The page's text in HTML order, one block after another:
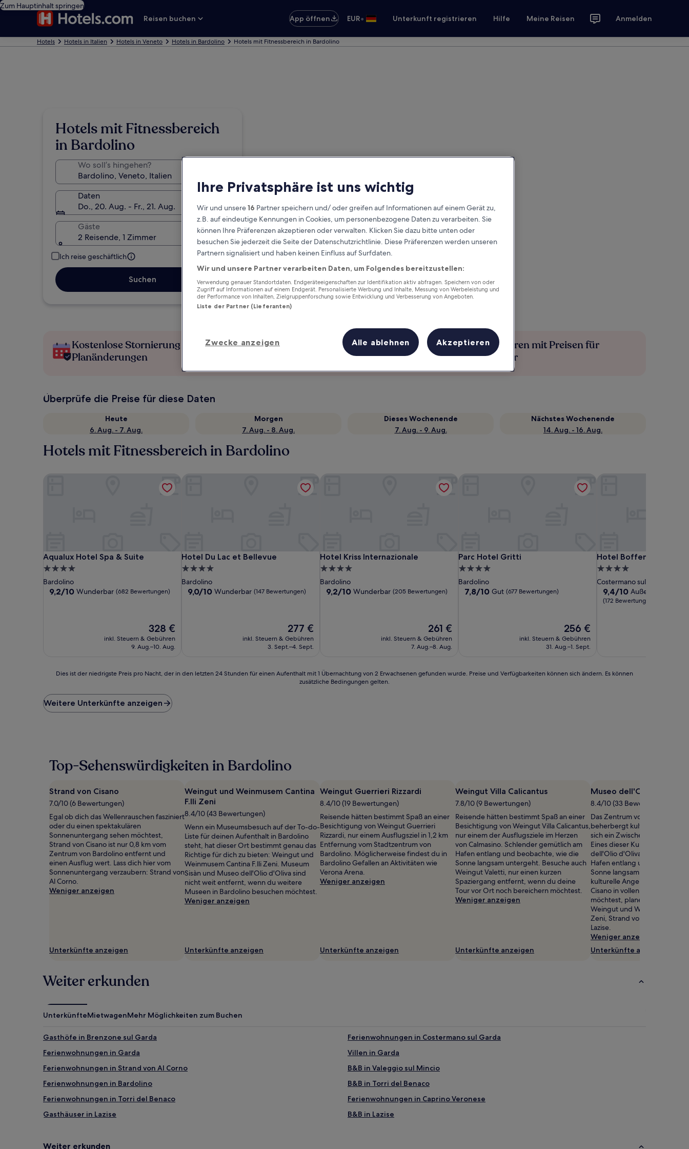
Zum Hauptinhalt springen
Reisen buchen
App öffnen EUR• Unterkunft registrieren Hilfe Meine Reisen Anmelden
Hotels Hotels in Italien Hotels in Veneto Hotels in Bardolino Hotels mit Fitnessbereich in Bardolino
Hotels mit Fitnessbereich
in Bardolino
Wo soll’s hingehen?
Daten
Do., 20. Aug. - Fr., 21. Aug.
Gäste
2 Reisende, 1 Zimmer
Ich reise geschäftlich
Suchen
Kostenlose Stornierung bei
Planänderungen
Verdiene Prämien für jede
wahrgenommene Übernachtung
Mehr sparen mit Preisen für
Mitglieder
Überprüfe die Preise für diese Daten
Heute
6. Aug. - 7. Aug.
Morgen
7. Aug. - 8. Aug.
Dieses Wochenende
7. Aug. - 9. Aug.
Nächstes Wochenende
14. Aug. - 16. Aug.
Hotels mit Fitnessbereich in Bardolino
Aqualux Hotel Spa & Suite
Aqualux Hotel Spa & Suite
4.0-
Sterne-
Unterkunft
Bardolino
9.2
9,2/10 Wunderbar (682 Bewertungen)
Der
Preis
beträgt
328 €
inkl. Steuern & Gebühren
9. Aug.–10. Aug.
Hotel Du Lac et Bellevue
Hotel Du Lac et Bellevue
4.0-
Sterne-
Unterkunft
Bardolino
9.0
9,0/10 Wunderbar (147 Bewertungen)
Der
Preis
beträgt
277 €
inkl. Steuern & Gebühren
3. Sept.–4. Sept.
Hotel Kriss Internazionale
Hotel Kriss Internazionale
4.0-
Sterne-
Unterkunft
Bardolino
9.2
9,2/10 Wunderbar (205 Bewertungen)
Der
Preis
beträgt
261 €
inkl. Steuern & Gebühren
7. Aug.–8. Aug.
Parc Hotel Gritti
Parc Hotel Gritti
4.0-
Sterne-
Unterkunft
Bardolino
7.8
7,8/10 Gut (677 Bewertungen)
Der
Preis
beträgt
256 €
inkl. Steuern & Gebühren
31. Aug.–1. Sept.
Hotel Boffenigo The
4.0-
Sterne-
Unterkunft
Costermano sul Garda
9.4
von
9,4/10 Außergewöhnlich
(172 Bewertungen)
der
niedrigste
Preis
letzten
24 Stunden
einen
Aufenthalt
mit
1 Übernachtung
von
2 Erwachsenen
gefunden
wurde.
Preise
und
Verfügbarkeiten
können
Bedingungen
Dies ist der niedrigste Preis pro Nacht, der in den letzten 24 Stunden für einen Aufenthalt mit 1 Übernachtung von 2 Erwachsenen gefunden wurde. Preise und Verfügbarkeiten können sich ändern. Es können
zusätzliche Bedingungen gelten.
Weitere Unterkünfte anzeigen
Top-Sehenswürdigkeiten in Bardolino
Strand von Cisano
7.0/10 (6 Bewertungen)
Egal ob dich das Wellenrauschen fasziniert
oder du einen spektakulären
Sonnenuntergang sehen möchtest,
Strand von Cisano ist nur 0,8 km vom
Zentrum von Bardolino entfernt und
einen Ausflug wert. Lass dich hier vom
Sonnenuntergang verzaubern: Strand von
Al Corno.
Weniger anzeigen
Unterkünfte anzeigen
Weingut und Weinmusem Cantina
F.lli Zeni
8.4/10 (43 Bewertungen)
Wenn ein Museumsbesuch auf der To-do-
Liste für deinen Aufenthalt in Bardolino
steht, hat dieser Ort bestimmt genau das
Richtige für dich zu bieten: Weingut und
Weinmusem Cantina F.lli Zeni. Museum
Sisàn und Museo dell'Olio d'Oliva sind
nicht weit entfernt, wenn du weitere
Museen in Bardolino besuchen möchtest.
Weniger anzeigen
Unterkünfte anzeigen
Weingut Guerrieri Rizzardi
8.4/10 (19 Bewertungen)
Reisende hätten bestimmt Spaß an einer
Besichtigung von Weingut Guerrieri
Rizzardi, nur einem Ausflugsziel in 1,2 km
Entfernung vom Stadtzentrum von
Bardolino. Möglicherweise findest du in
Bardolino Gefallen an Aktivitäten wie
Verona Arena.
Weniger anzeigen
Unterkünfte anzeigen
Weingut Villa Calicantus
7.8/10 (9 Bewertungen)
Reisende hätten bestimmt Spaß an einer
Besichtigung von Weingut Villa Calicantus,
nur einem der Ausflugsziele im Herzen
von Calmasino. Schlender gemütlich am
Hafen entlang und beobachte, wie die
Sonne langsam untergeht. Besuche auch
Weingut Valetti, nur einen kurzen
Spaziergang entfernt, wenn du deine
Tour vor Ort noch bereichern möchtest.
Weniger anzeigen
Unterkünfte anzeigen
Museo dell'Olio d'Oliva
8.4/10 (33 Bewertungen)
Das Zentrum von Gralaoni-
beherbergt kulturelle
sich ein Zwischenstopp
Eines dieser Kultur-
dell'Olio d'Oliva. Schlender
Hafen entlang und
Sonne langsam untergeht.
kulturelle Angebot in
Cisano in vollen Zügen
möchtest, plane einen
Weingut und Weinmusem
Zeni, Strand von Cisano und
Lazise.
Weniger anzeigen
Unterkünfte anzeigen
Weiter erkunden
UnterkünfteMietwagenMehr Möglichkeiten zum Buchen
Gasthöfe in Brenzone sul Garda
Ferienwohnungen in Costermano sul Garda
Ferienwohnungen in Garda
Villen in Garda
Ferienwohnungen in Strand von Al Corno
B&B in Valeggio sul Mincio
Ferienwohnungen in Bardolino
B&B in Torri del Benaco
Ferienwohnungen in Torri del Benaco
Ferienwohnungen in Caprino Veronese
Gasthäuser in Lazise
B&B in Lazise
Hotels mit inbegriffenem Frühstück in Cisano
Weiter erkunden
Ihre Privatsphäre ist uns wichtig
Wir und unsere16 Partner speichern und/ oder greifen auf Informationen auf einem Gerät zu,
z.B. auf eindeutige Kennungen in Cookies, um personenbezogene Daten zu verarbeiten. Sie
können Ihre Präferenzen akzeptieren oder verwalten. Klicken Sie dazu bitte unten oder
besuchen Sie jederzeit die Seite der Datenschutzrichtlinie. Diese Präferenzen werden unseren
Partnern signalisiert und haben keinen Einfluss auf Surfdaten.
Wir und unsere Partner verarbeiten Daten, um Folgendes bereitzustellen:
Verwendung genauer Standortdaten. Endgeräteeigenschaften zur Identifikation aktiv abfragen. Speichern von oder
Zugriff auf Informationen auf einem Endgerät. Personalisierte Werbung und Inhalte, Messung von Werbeleistung und
der Performance von Inhalten, Zielgruppenforschung sowie Entwicklung und Verbesserung von Angeboten.
Liste der Partner (Lieferanten)
Zwecke anzeigen Alle ablehnen Akzeptieren